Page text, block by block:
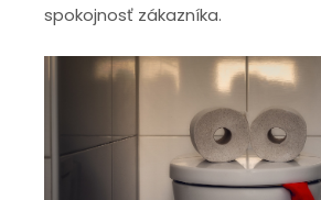
spokojnosť zákazníka.